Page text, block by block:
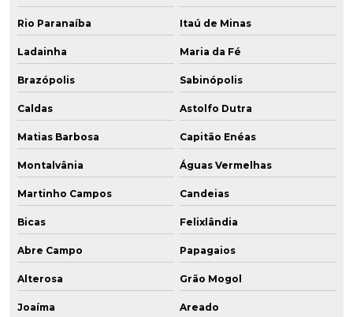
Rio Paranaíba Itaú de Minas
Ladainha Maria da Fé
Brazópolis Sabinópolis
Caldas Astolfo Dutra
Matias Barbosa Capitão Enéas
Montalvânia Águas Vermelhas
Martinho Campos Candeias
Bicas Felixlândia
Abre Campo Papagaios
Alterosa Grão Mogol
Joaíma Areado